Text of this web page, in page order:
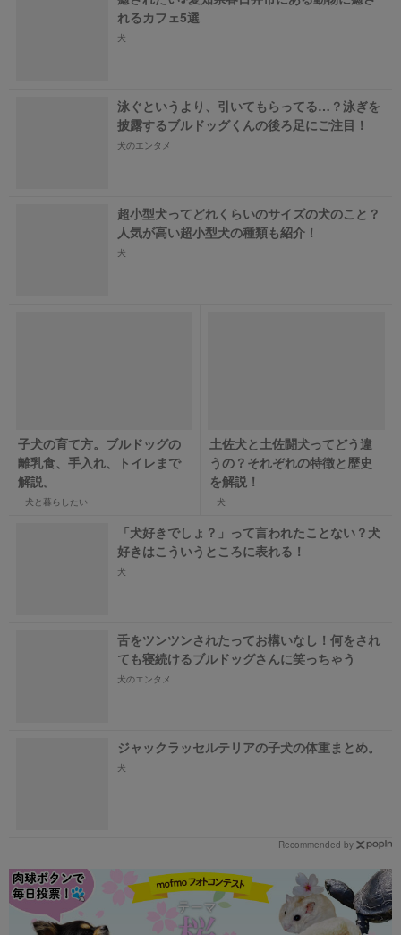
れるカフェ5選
犬
泳ぐというより、引いてもらってる…？泳ぎを
披露するブルドッグくんの後ろ足にご注目！
犬のエンタメ
超小型犬ってどれくらいのサイズの犬のこと？
人気が高い超小型犬の種類も紹介！
犬
子犬の育て方。ブルドッグの
離乳食、手入れ、トイレまで
解説。
犬と暮らしたい
土佐犬と土佐闘犬ってどう違
うの？それぞれの特徴と歴史
を解説！
犬
「犬好きでしょ？」って言われたことない？犬
好きはこういうところに表れる！
犬
舌をツンツンされたってお構いなし！何をされ
ても寝続けるブルドッグさんに笑っちゃう
犬のエンタメ
ジャックラッセルテリアの子犬の体重まとめ。
犬
Recommended by